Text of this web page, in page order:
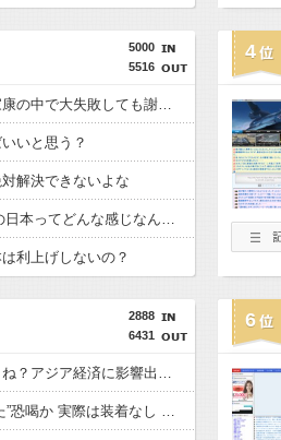
5000
5516
織田信長、豊臣秀吉、徳川家康の中で大失敗しても謝ったら許してくれそうなのって徳川家康だよな
いと思う？
解決できないよな
GHQ統治がなかった世界線の日本ってどんな感じなんだろうな
利上げしないの？
4
2888
6431
アメリカ「日本の円安ヤバくね？アジア経済に影響出るし。」
【東京】“インプラント壊れた”恐喝か 実際は装着なし 55歳男逮捕「100件で4000万円得た」
6